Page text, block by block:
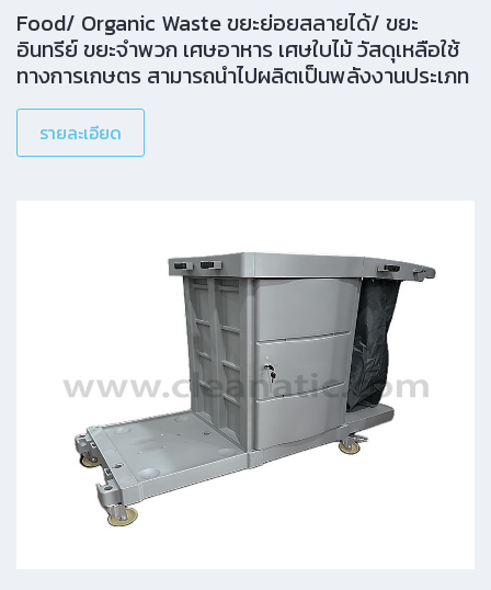
Food/ Organic Waste ขยะย่อยสลายได้/ ขยะ
อินทรีย์ ขยะจำพวก เศษอาหาร เศษใบไม้ วัสดุเหลือใช้
ทางการเกษตร สามารถนำไปผลิตเป็นพลังงานประเภท
ต่างๆ เช่น Biogas, Biomass หรือทำเป็นปุ๋ยได้ด้วย
ลดการปนเปื้อนด้วยระบบเท้าเหยียบ แบ่งแยกขยะทั่วไป
และขยะประเภทต่างๆ ตามวัตถุประสงค์ (ขยะทั่วไป vs
รายละเอียด